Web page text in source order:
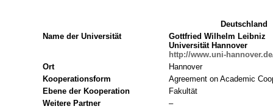
Deutschland
Name der Universität
Gottfried Wilhelm Leibniz
Universität Hannover
http://www.uni-
Ort
Hannover
Kooperationsform
Agreement on Academic
Ebene der Kooperation
Fakultät
Weitere Partner
–